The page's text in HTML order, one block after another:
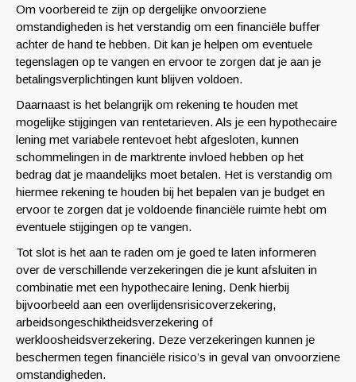
Om voorbereid te zijn op dergelijke onvoorziene
omstandigheden is het verstandig om een financiële buffer
achter de hand te hebben. Dit kan je helpen om eventuele
tegenslagen op te vangen en ervoor te zorgen dat je aan je
betalingsverplichtingen kunt blijven voldoen.
Daarnaast is het belangrijk om rekening te houden met
mogelijke stijgingen van rentetarieven. Als je een hypothecaire
lening met variabele rentevoet hebt afgesloten, kunnen
schommelingen in de marktrente invloed hebben op het
bedrag dat je maandelijks moet betalen. Het is verstandig om
hiermee rekening te houden bij het bepalen van je budget en
ervoor te zorgen dat je voldoende financiële ruimte hebt om
eventuele stijgingen op te vangen.
Tot slot is het aan te raden om je goed te laten informeren
over de verschillende verzekeringen die je kunt afsluiten in
combinatie met een hypothecaire lening. Denk hierbij
bijvoorbeeld aan een overlijdensrisicoverzekering,
arbeidsongeschiktheidsverzekering of
werkloosheidsverzekering. Deze verzekeringen kunnen je
beschermen tegen financiële risico’s in geval van onvoorziene
omstandigheden.